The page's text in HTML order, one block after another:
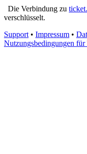
Die Verbindung zu
verschlüsselt.
Support • Impressum •
Nutzungsbedingungen